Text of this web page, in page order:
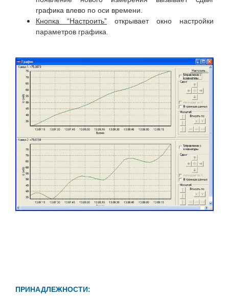
графика влево по оси времени.
Кнопка “Настроить” открывает окно настройки
параметров графика.
ПРИНАДЛЕЖНОСТИ: